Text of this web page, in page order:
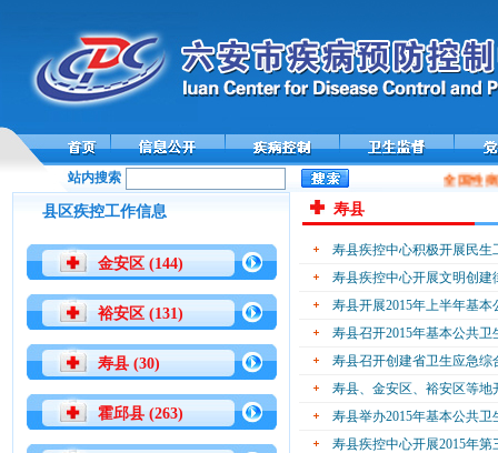
站内搜索 全国性
县区疾控工作信息
金安区 (144)
裕安区 (131)
寿县 (30)
霍邱县 (263)
寿县
寿县疾控中心积极开展民生
寿县疾控中心开展文明创建
寿县开展2015年上半年基
寿县召开2015年基本公共
寿县召开创建省卫生应急综
寿县、金安区、裕安区等
寿县举办2015年基本公共
寿县疾控中心开展2015年